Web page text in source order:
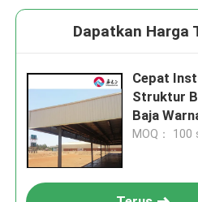
Dapatkan Harga
Cepat
Struktur
Baja
MOQ：